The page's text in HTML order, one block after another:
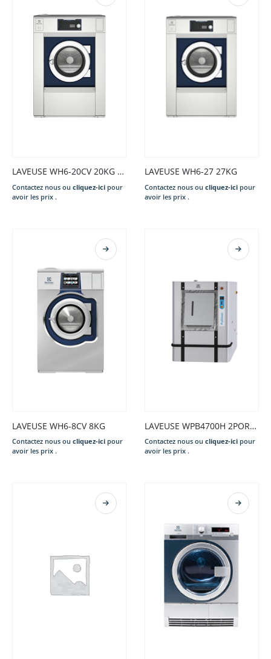
LAVEUSE WH6-20CV 20KG S/CHAUFF. 220-240/50/1N CLARUS VIBE GEN+COIN 2xEAUX POUDRE DESSUS PREP.ID VID.OUV. ARGE. P.EXT. X.
Contactez nous ou cliquez-ici pour
avoir les prix .
LAVEUSE WH6-27 27KG
Contactez nous ou cliquez-ici pour
avoir les prix .
LAVEUSE WH6-8CV 8KG
Contactez nous ou cliquez-ici pour
avoir les prix .
LAVEUSE WPB4700H 2PORTES 700L
Contactez nous ou cliquez-ici pour
avoir les prix .